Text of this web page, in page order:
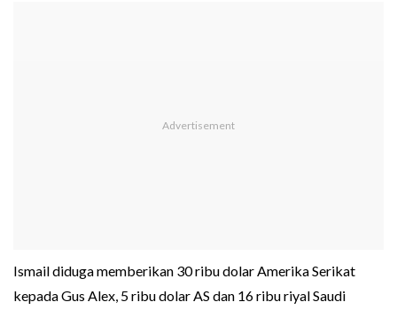
Ismail diduga memberikan 30 ribu dolar Amerika Serikat
kepada Gus Alex, 5 ribu dolar AS dan 16 ribu riyal Saudi